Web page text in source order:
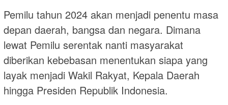
Pemilu tahun 2024 akan menjadi penentu masa
depan daerah, bangsa dan negara. Dimana
lewat Pemilu serentak nanti masyarakat
diberikan kebebasan menentukan siapa yang
layak menjadi Wakil Rakyat, Kepala Daerah
hingga Presiden Republik Indonesia.